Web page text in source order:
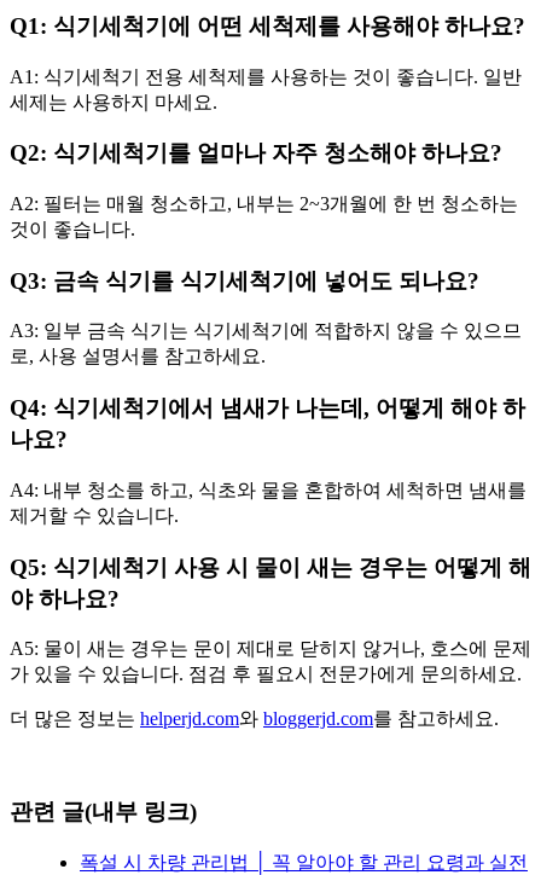
Q1: 식기세척기에 어떤 세척제를 사용해야 하나요?
A1: 식기세척기 전용 세척제를 사용하는 것이 좋습니다. 일반
세제는 사용하지 마세요.
Q2: 식기세척기를 얼마나 자주 청소해야 하나요?
A2: 필터는 매월 청소하고, 내부는 2~3개월에 한 번 청소하는
것이 좋습니다.
Q3: 금속 식기를 식기세척기에 넣어도 되나요?
A3: 일부 금속 식기는 식기세척기에 적합하지 않을 수 있으므
로, 사용 설명서를 참고하세요.
Q4: 식기세척기에서 냄새가 나는데, 어떻게 해야 하
나요?
A4: 내부 청소를 하고, 식초와 물을 혼합하여 세척하면 냄새를
제거할 수 있습니다.
Q5: 식기세척기 사용 시 물이 새는 경우는 어떻게 해
야 하나요?
A5: 물이 새는 경우는 문이 제대로 닫히지 않거나, 호스에 문제
가 있을 수 있습니다. 점검 후 필요시 전문가에게 문의하세요.
더 많은 정보는 helperjd.com와 bloggerjd.com를 참고하세요.
관련 글(내부 링크)
폭설 시 차량 관리법 │ 꼭 알아야 할 관리 요령과 실전